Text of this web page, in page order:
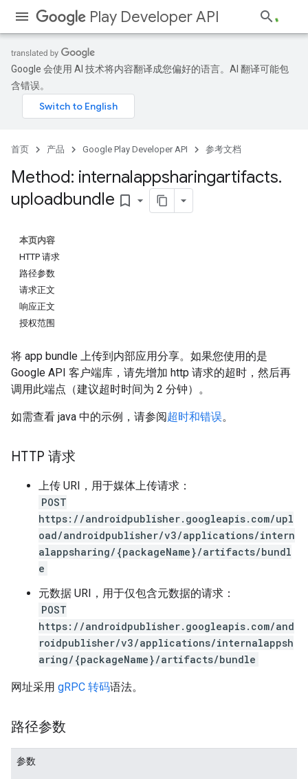
Play Developer API
Google 会使用 AI 技术将内容翻译成您偏好的语言。AI 翻译可能包
含错误。
首页 产品 Google Play Developer API 参考文档
Method: internalappsharingartifacts.
uploadbundle bookmark_border
本页内容
HTTP 请求
路径参数
请求正文
响应正文
授权范围
将 app bundle 上传到内部应用分享。如果您使用的是
Google API 客户端库，请先增加 http 请求的超时，然后再
调用此端点（建议超时时间为 2 分钟）。
如需查看 java 中的示例，请参阅超时和错误。
HTTP 请求
上传 URI，用于媒体上传请求：
POST
https://androidpublisher.googleapis.com/upl
oad/androidpublisher/v3/applications/intern
alappsharing/{packageName}/artifacts/bundl
e
元数据 URI，用于仅包含元数据的请求：
POST
https://androidpublisher.googleapis.com/and
roidpublisher/v3/applications/internalappsh
aring/{packageName}/artifacts/bundle
网址采用 gRPC 转码语法。
路径参数
参数